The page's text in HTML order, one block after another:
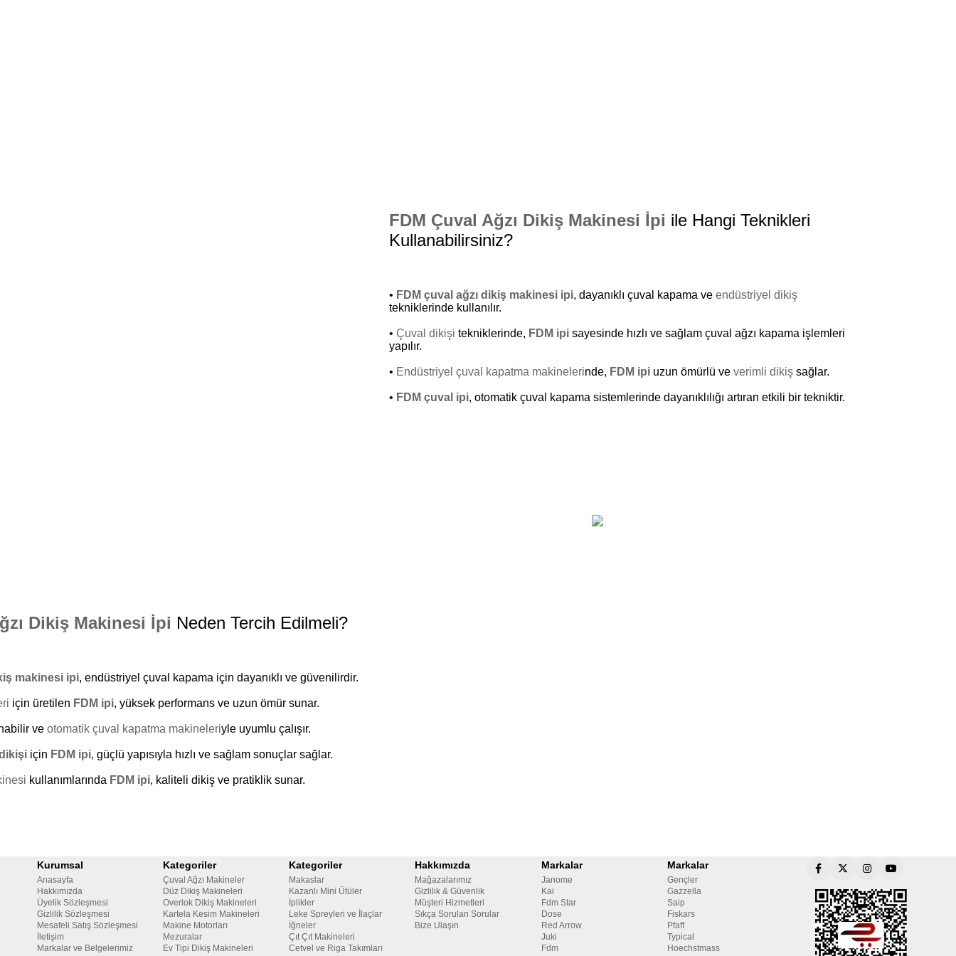
FDM Çuval Ağzı Dikiş Makinesi İpi ile Hangi Teknikleri
Kullanabilirsiniz?
• FDM çuval ağzı dikiş makinesi ipi, dayanıklı çuval kapama ve endüstriyel dikiş
tekniklerinde kullanılır.
• Çuval dikişi tekniklerinde, FDM ipi sayesinde hızlı ve sağlam çuval ağzı kapama işlemleri
yapılır.
• Endüstriyel çuval kapatma makinelerinde, FDM ipi uzun ömürlü ve verimli dikiş sağlar.
• FDM çuval ipi, otomatik çuval kapama sistemlerinde dayanıklılığı artıran etkili bir tekniktir.
Dikiş Makinesi İpi Neden Tercih Edilmeli?
makinesi ipi, endüstriyel çuval kapama için dayanıklı ve güvenilirdir.
için üretilen FDM ipi, yüksek performans ve uzun ömür sunar.
ve otomatik çuval kapatma makineleriyle uyumlu çalışır.
için FDM ipi, güçlü yapısıyla hızlı ve sağlam sonuçlar sağlar.
kullanımlarında FDM ipi, kaliteli dikiş ve pratiklik sunar.
Kurumsal
Anasayfa
Hakkımızda
Üyelik Sözleşmesi
Gizlilik Sözleşmesi
Mesafeli Satış Sözleşmesi
İletişim
Markalar ve Belgelerimiz
Kategoriler
Çuval Ağzı Makineler
Düz Dikiş Makineleri
Overlok Dikiş Makineleri
Kartela Kesim Makineleri
Makine Motorları
Mezuralar
Ev Tipi Dikiş Makineleri
Kategoriler
Makaslar
Kazanlı Mini Ütüler
İplikler
Leke Spreyleri ve İlaçlar
İğneler
Çıt Çıt Makineleri
Cetvel ve Riga Takımları
Hakkımızda
Mağazalarımız
Gizlilik & Güvenlik
Müşteri Hizmetleri
Sıkça Sorulan Sorular
Bize Ulaşın
Markalar
Janome
Kai
Fdm Star
Dose
Red Arrow
Juki
Fdm
Markalar
Gençler
Gazzella
Saip
Fiskars
Pfaff
Typical
Hoechstmass